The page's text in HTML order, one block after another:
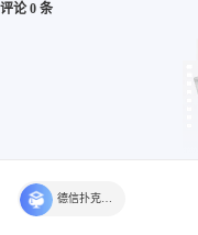
评论 0 条